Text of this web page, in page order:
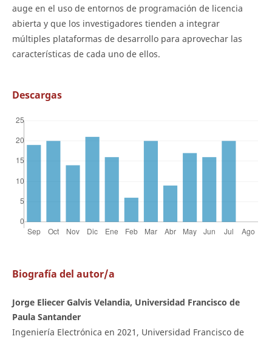
auge en el uso de entornos de programación de licencia
abierta y que los investigadores tienden a integrar
múltiples plataformas de desarrollo para aprovechar las
características de cada uno de ellos.
Descargas
Biografía del autor/a
Jorge Eliecer Galvis Velandia, Universidad Francisco de
Paula Santander
Ingeniería Electrónica en 2021, Universidad Francisco de